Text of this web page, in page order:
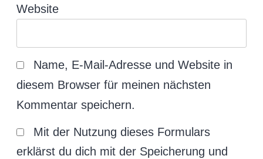
Website
Name, E-Mail-Adresse und Website in
diesem Browser für meinen nächsten
Kommentar speichern.
Mit der Nutzung dieses Formulars
erklärst du dich mit der Speicherung und